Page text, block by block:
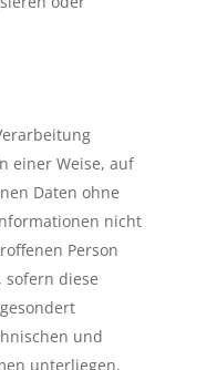
einer Weise, auf
Daten ohne
nicht
Person
sofern diese
und
unterliegen,